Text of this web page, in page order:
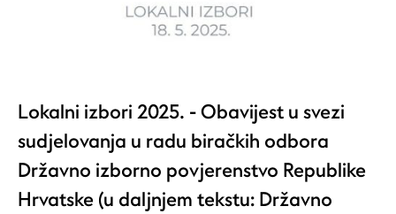
Lokalni izbori 2025. - Obavijest u svezi
sudjelovanja u radu biračkih odbora
Državno izborno povjerenstvo Republike
Hrvatske (u daljnjem tekstu: Državno